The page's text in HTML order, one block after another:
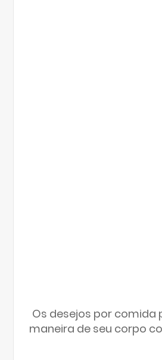
Os desejos por comida
maneira de seu corpo